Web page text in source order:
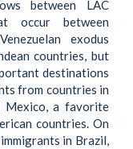
between LAC
occur between
exodus
countries, but
destinations
from countries in
Mexico, a favorite
countries. On
in Brazil,